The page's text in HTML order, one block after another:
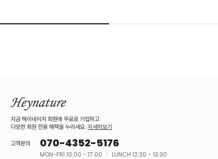
지금 헤이네이처 회원에 무료로 가입하고
다양한 회원 전용 혜택을 누리세요.자세히보기
고객문의
070-4352-5176
MON-FRI 10:00 - 17:00
LUNCH 12:30 - 13:30